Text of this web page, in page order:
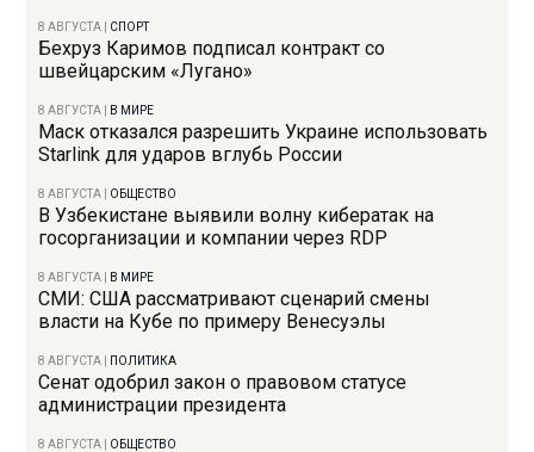
8 АВГУСТА СПОРТ
Бехруз Каримов подписал контракт со
швейцарским «Лугано»
8 АВГУСТА В МИРЕ
Маск отказался разрешить Украине использовать
Starlink для ударов вглубь России
8 АВГУСТА ОБЩЕСТВО
В Узбекистане выявили волну кибератак на
госорганизации и компании через RDP
8 АВГУСТА В МИРЕ
СМИ: США рассматривают сценарий смены
власти на Кубе по примеру Венесуэлы
8 АВГУСТА ПОЛИТИКА
Сенат одобрил закон о правовом статусе
администрации президента
8 АВГУСТА ОБЩЕСТВО